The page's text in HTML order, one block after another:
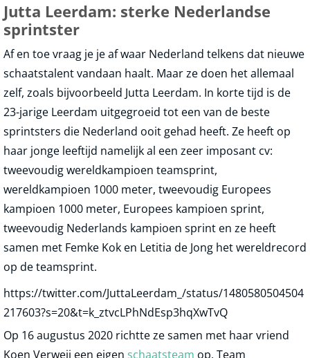
Jutta Leerdam: sterke Nederlandse
sprintster
Af en toe vraag je je af waar Nederland telkens dat nieuwe
schaatstalent vandaan haalt. Maar ze doen het allemaal
zelf, zoals bijvoorbeeld Jutta Leerdam. In korte tijd is de
23-jarige Leerdam uitgegroeid tot een van de beste
sprintsters die Nederland ooit gehad heeft. Ze heeft op
haar jonge leeftijd namelijk al een zeer imposant cv:
tweevoudig wereldkampioen teamsprint,
wereldkampioen 1000 meter, tweevoudig Europees
kampioen 1000 meter, Europees kampioen sprint,
tweevoudig Nederlands kampioen sprint en ze heeft
samen met Femke Kok en Letitia de Jong het wereldrecord
op de teamsprint.
https://twitter.com/JuttaLeerdam_/status/1480580504504
217603?s=20&t=k_ztvcLPhNdEsp3hqXwTvQ
Op 16 augustus 2020 richtte ze samen met haar vriend
Koen Verweij een eigen schaatsteam op, Team